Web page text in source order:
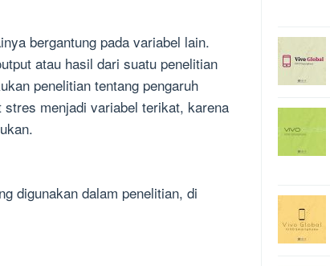
bergantung pada variabel lain.
atau hasil dari suatu penelitian
penelitian tentang pengaruh
menjadi variabel terikat, karena
digunakan dalam penelitian, di